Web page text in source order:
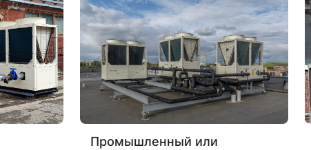
Промышленный или